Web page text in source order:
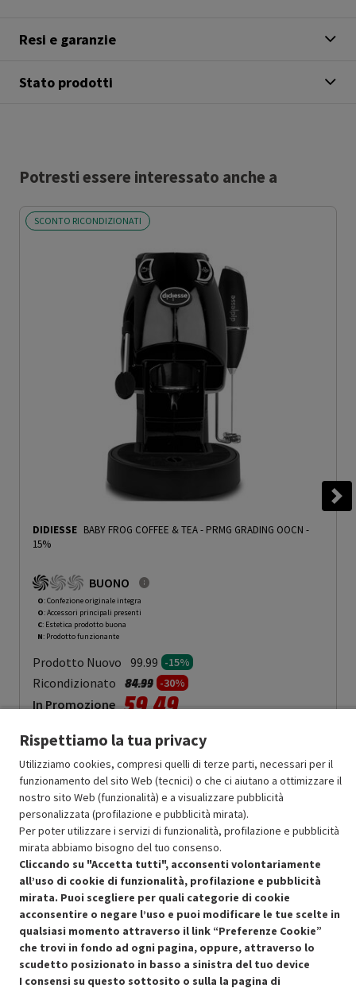
Resi e garanzie
Stato prodotti
Potresti essere interessato anche a
SCONTO RICONDIZIONATI
DIDIESSE BABY FROG COFFEE & TEA- PRMG GRADING OOCN -
15%
BUONO
O: Confezione originale integra
O: Accessori principali presenti
C: Estetica prodotto buona
N: Prodotto funzionante
Prodotto Nuovo 99.99 -15%
Ricondizionato Prezzo ridotto da
84.99a-30%
In Promozione 59.49
Aggiungi al carrello
SCONTO RICONDIZIONATI
Approfitta dello sconto del 30% sul prodotto ricondizionato.
Condizioni generali di vendita
Cookie Policy
Recedere dal contratto qui
Rispettiamo la tua privacy
Utilizziamo cookies, compresi quelli di terze parti, necessari per il
funzionamento del sito Web (tecnici) o che ci aiutano a ottimizzare il
nostro sito Web (funzionalità) e a visualizzare pubblicità
personalizzata (profilazione e pubblicità mirata).
Per poter utilizzare i servizi di funzionalità, profilazione e pubblicità
mirata abbiamo bisogno del tuo consenso.
Cliccando su "Accetta tutti", acconsenti volontariamente
all’uso di cookie di funzionalità, profilazione e pubblicità
mirata. Puoi scegliere per quali categorie di cookie
acconsentire o negare l’uso e puoi modificare le tue scelte in
qualsiasi momento attraverso il link “Preferenze Cookie”
che trovi in fondo ad ogni pagina, oppure, attraverso lo
scudetto posizionato in basso a sinistra del tuo device
I consensi su questo sottosito o sulla la pagina di